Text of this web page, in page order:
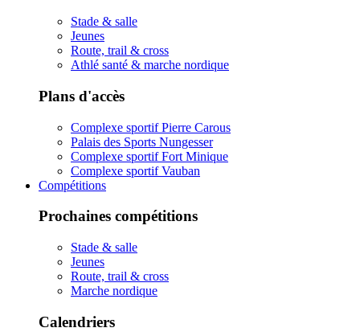
Stade & salle
Jeunes
Route, trail & cross
Athlé santé & marche nordique
Plans d'accès
Complexe sportif Pierre Carous
Palais des Sports Nungesser
Complexe sportif Fort Minique
Complexe sportif Vauban
Compétitions
Prochaines compétitions
Stade & salle
Jeunes
Route, trail & cross
Marche nordique
Calendriers